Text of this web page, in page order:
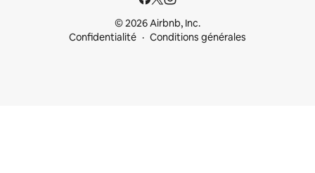
© 2026 Airbnb, Inc.
Confidentialité
Conditions générales